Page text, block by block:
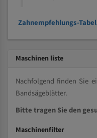
Zahnempfehlungs-
Maschinen liste
Nachfolgend finden Sie
Bandsägeblätter.
Bitte tragen Sie den
Maschinenfilter